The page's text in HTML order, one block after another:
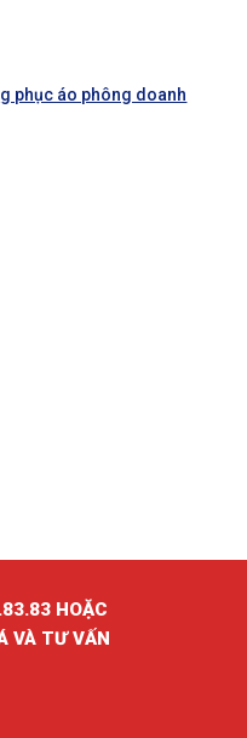
phục áo phông doanh
HOẶC
VÀ TƯ VẤN